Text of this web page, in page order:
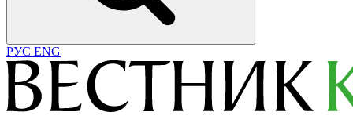
РУС ENG